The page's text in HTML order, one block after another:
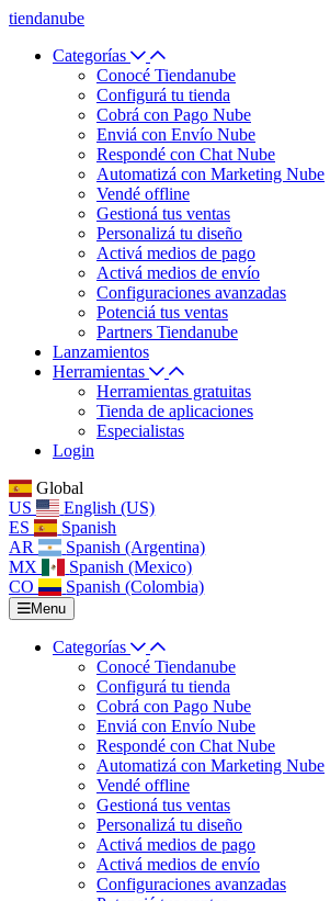
tiendanube
Categorías
Conocé Tiendanube
Configurá tu tienda
Cobrá con Pago Nube
Enviá con Envío Nube
Respondé con Chat Nube
Automatizá con Marketing Nube
Vendé offline
Gestioná tus ventas
Personalizá tu diseño
Activá medios de pago
Activá medios de envío
Configuraciones avanzadas
Potenciá tus ventas
Partners Tiendanube
Lanzamientos
Herramientas
Herramientas gratuitas
Tienda de aplicaciones
Especialistas
Login
Global
US
English (US)
ES
Spanish
AR
Spanish (Argentina)
MX
Spanish (Mexico)
CO
Spanish (Colombia)
Menu
Categorías
Conocé Tiendanube
Configurá tu tienda
Cobrá con Pago Nube
Enviá con Envío Nube
Respondé con Chat Nube
Automatizá con Marketing Nube
Vendé offline
Gestioná tus ventas
Personalizá tu diseño
Activá medios de pago
Activá medios de envío
Configuraciones avanzadas